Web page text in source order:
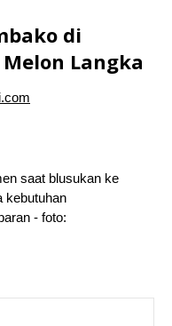
di
Langka
saat blusukan ke
kebutuhan
- foto: